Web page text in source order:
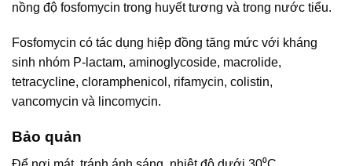
nồng độ fosfomycin trong huyết tương và trong nước tiểu.
Fosfomycin có tác dụng hiệp đồng tăng mức với kháng
sinh nhóm P-lactam, aminoglycoside, macrolide,
tetracycline, cloramphenicol, rifamycin, colistin,
vancomycin và lincomycin.
Bảo quản